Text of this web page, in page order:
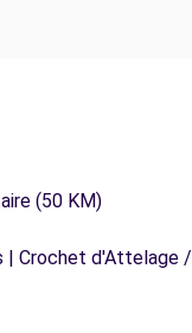
(50 KM)
| Crochet d'Attelage /